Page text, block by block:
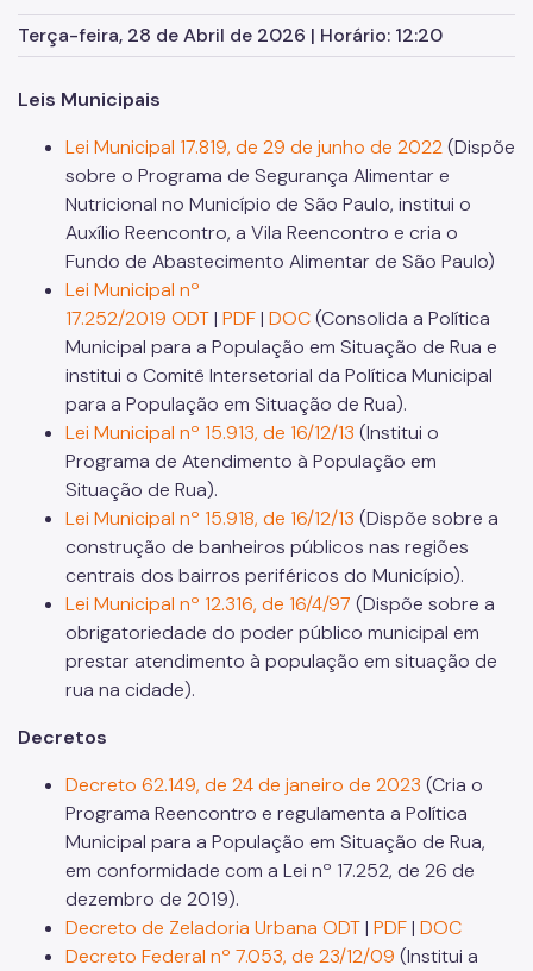
Prêmio 19 de Agosto
Seminário
Zeladoria Urbana
Legislação
Plano Municipal
Publicações
Links Úteis
Comitê PopRua
Terça-feira, 28 de Abril de 2026 | Horário: 12:20
Leis Municipais
Lei Municipal 17.819, de 29 de junho de 2022(Dispõe
sobre o Programa de Segurança Alimentar e
Nutricional no Município de São Paulo, institui o
Auxílio Reencontro, a Vila Reencontro e cria o
Fundo de Abastecimento Alimentar de São Paulo)
Lei Municipal nº
17.252/2019 ODT| PDF| DOC(Consolida a Política
Municipal para a População em Situação de Rua e
institui o Comitê Intersetorial da Política Municipal
para a População em Situação de Rua).
Lei Municipal nº 15.913, de 16/12/13 (Institui o
Programa de Atendimento à População em
Situação de Rua).
Lei Municipal nº 15.918, de 16/12/13 (Dispõe sobre a
construção de banheiros públicos nas regiões
centrais dos bairros periféricos do Município).
Lei Municipal nº 12.316, de 16/4/97 (Dispõe sobre a
obrigatoriedade do poder público municipal em
prestar atendimento à população em situação de
rua na cidade).
Decretos
Decreto 62.149, de 24 de janeiro de 2023 (Cria o
Programa Reencontro e regulamenta a Política
Municipal para a População em Situação de Rua,
em conformidade com a Lei nº 17.252, de 26 de
dezembro de 2019).
Decreto de Zeladoria Urbana ODT| PDF| DOC
Decreto Federal nº 7.053, de 23/12/09 (Institui a